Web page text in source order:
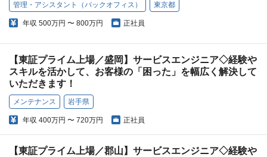
管理・アシスタント（バックオフィス） 東京都
年収 500万円 〜 800万円 正社員
【東証プライム上場／盛岡】サービスエンジニア◇経験や
スキルを活かして、お客様の「困った」を幅広く解決して
いただきます！
メンテナンス 岩手県
年収 400万円 〜 720万円 正社員
【東証プライム上場／郡山】サービスエンジニア◇経験や